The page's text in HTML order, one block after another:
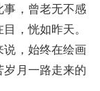
事，曾老无不感
，恍如昨天。
说，始终在绘画
月一路走来的